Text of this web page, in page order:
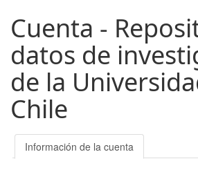
Cuenta -
datos de
de la
Chile
Información de la cuenta